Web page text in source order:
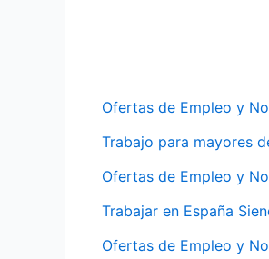
Ofertas de Empleo y
Trabajo para mayores
Ofertas de Empleo y
Trabajar en España
Ofertas de Empleo y